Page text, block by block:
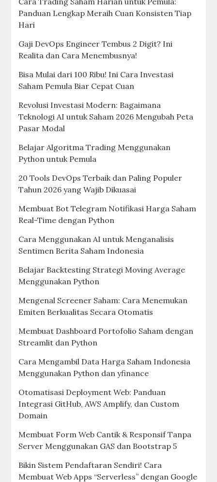
Panduan Lengkap Meraih Cuan Konsisten Tiap
Hari
Gaji DevOps Engineer Tembus 2 Digit? Ini
Realita dan Cara Menembusnya!
Bisa Mulai dari 100 Ribu! Ini Cara Investasi
Saham Pemula Biar Cepat Cuan
Revolusi Investasi Modern: Bagaimana
Teknologi AI untuk Saham 2026 Mengubah Peta
Pasar Modal
Belajar Algoritma Trading Menggunakan
Python untuk Pemula
20 Tools DevOps Terbaik dan Paling Populer
Tahun 2026 yang Wajib Dikuasai
Membuat Bot Telegram Notifikasi Harga Saham
Real-Time dengan Python
Cara Menggunakan AI untuk Menganalisis
Sentimen Berita Saham Indonesia
Belajar Backtesting Strategi Moving Average
Menggunakan Python
Mengenal Screener Saham: Cara Menemukan
Emiten Berkualitas Secara Otomatis
Membuat Dashboard Portofolio Saham dengan
Streamlit dan Python
Cara Mengambil Data Harga Saham Indonesia
Menggunakan Python dan yfinance
Otomatisasi Deployment Web: Panduan
Integrasi GitHub, AWS Amplify, dan Custom
Domain
Membuat Form Web Cantik & Responsif Tanpa
Server Menggunakan GAS dan Bootstrap 5
Bikin Sistem Pendaftaran Sendiri! Cara
Membuat Web Apps “Serverless” dengan Google